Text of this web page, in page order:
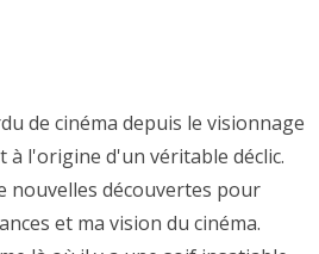
de cinéma depuis le visionnage
l'origine d'un véritable déclic.
nouvelles découvertes pour
et ma vision du cinéma.